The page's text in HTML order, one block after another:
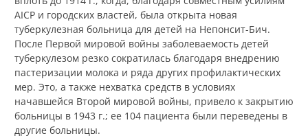
AICP и городских властей, была открыта новая
туберкулезная больница для детей на Непонсит-Бич.
После Первой мировой войны заболеваемость детей
туберкулезом резко сократилась благодаря внедрению
пастеризации молока и ряда других профилактических
мер. Это, а также нехватка средств в условиях
начавшейся Второй мировой войны, привело к закрытию
больницы в 1943 г.; ее 104 пациента были переведены в
другие больницы.